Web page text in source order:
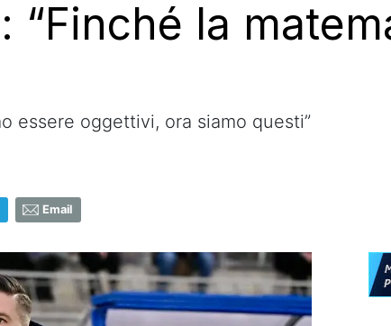
“Finché la
essere oggettivi, ora siamo questi”
Email